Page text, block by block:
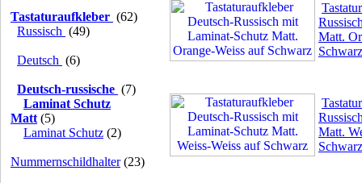
Tastaturaufkleber (62)
Russisch (49)
Deutsch (6)
Deutsch-russische (7)
Laminat Schutz
Matt (5)
Laminat Schutz (2)
Nummernschildhalter(23)
Matt.
Schwarz
Matt.
Schwarz